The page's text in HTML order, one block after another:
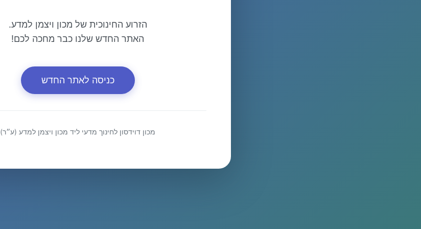
הזרוע החינוכית של מכון ויצמן למדע.
האתר החדש שלנו כבר מחכה לכם!
כניסה לאתר החדש
מכון דוידסון לחינוך מדעי ליד מכון ויצמן למדע (ע״ר)